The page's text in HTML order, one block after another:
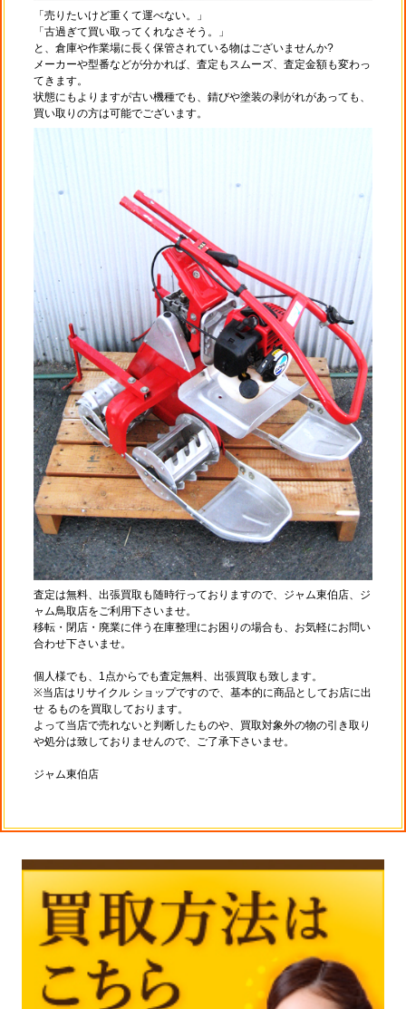
「売りたいけど重くて運べない。」
「古過ぎて買い取ってくれなさそう。」
と、倉庫や作業場に長く保管されている物はございませんか?
メーカーや型番などが分かれば、査定もスムーズ、査定金額も変わっ
てきます。
状態にもよりますが古い機種でも、錆びや塗装の剥がれがあっても、
買い取りの方は可能でございます。
査定は無料、出張買取も随時行っておりますので、ジャム東伯店、ジ
ャム鳥取店をご利用下さいませ。
移転・閉店・廃業に伴う在庫整理にお困りの場合も、お気軽にお問い
合わせ下さいませ。
個人様でも、1点からでも査定無料、出張買取も致します。
※当店はリサイクル ショップですので、基本的に商品としてお店に出
せ るものを買取しております。
よって当店で売れないと判断したものや、買取対象外の物の引き取り
や処分は致しておりませんので、ご了承下さいませ。
ジャム東伯店